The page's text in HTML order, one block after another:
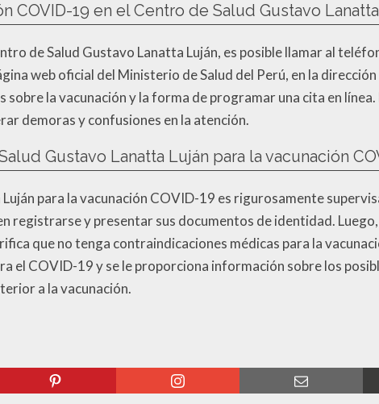
COVID-19 en el Centro de Salud Gustavo
de Salud Gustavo Lanatta Luján, es posible llamar al
web oficial del Ministerio de Salud del Perú, en la dirección
la vacunación y la forma de programar una cita en
demoras y confusiones en la atención.
Gustavo Lanatta Luján para la vacunación
para la vacunación COVID-19 es rigurosamente
registrarse y presentar sus documentos de identidad.
que no tenga contraindicaciones médicas para la
el COVID-19 y se le proporciona información sobre los
a la vacunación.